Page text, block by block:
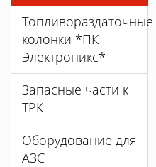
Топливораздаточные
колонки *ПК-
Электроникс*
Запасные части к
ТРК
Оборудование для
АЗС